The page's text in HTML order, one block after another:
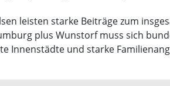
leisten starke Beiträge zum
plus Wunstorf muss sich
Innenstädte und starke